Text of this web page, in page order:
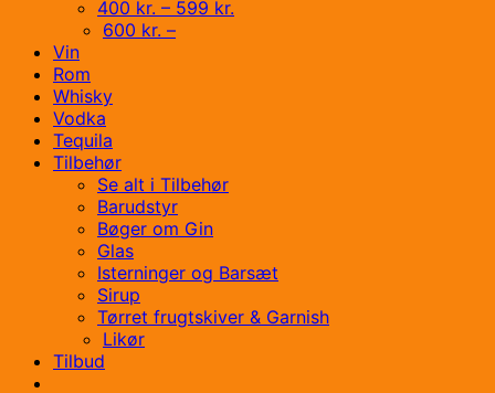
400 kr. – 599 kr.
600 kr. –
Vin
Rom
Whisky
Vodka
Tequila
Tilbehør
Se alt i Tilbehør
Barudstyr
Bøger om Gin
Glas
Isterninger og Barsæt
Sirup
Tørret frugtskiver & Garnish
Likør
Tilbud